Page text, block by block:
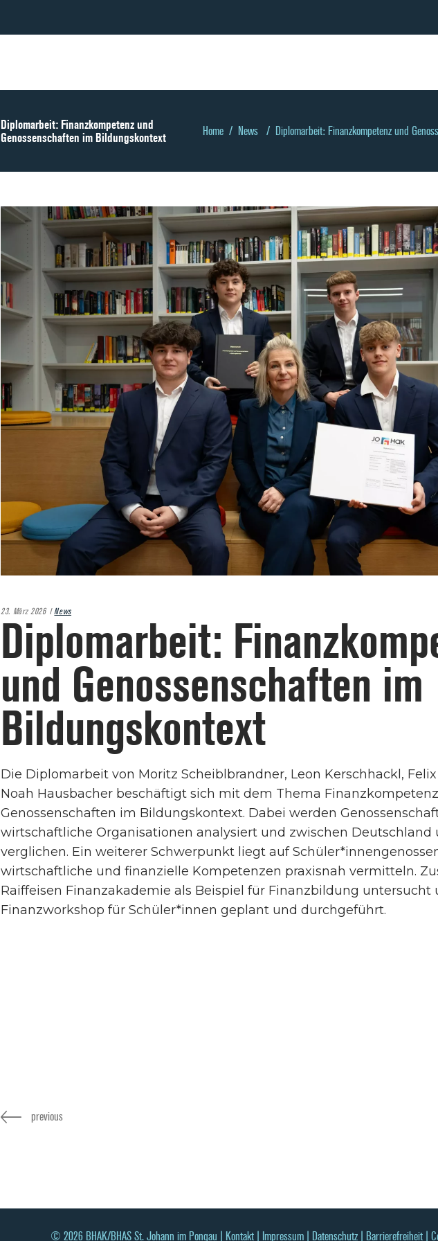
Diplomarbeit: Finanzkompetenz und
Genossenschaften im Bildungskontext
Home / News / Diplomarbeit: Finanzkompetenz und
23. März 2026 News
Diplomarbeit:
und Genossenschaften im
Bildungskontext
Die Diplomarbeit von Moritz Scheiblbrandner, Leon Kerschhackl,
Noah Hausbacher beschäftigt sich mit dem Thema
Genossenschaften im Bildungskontext. Dabei werden
wirtschaftliche Organisationen analysiert und zwischen Deutschland
verglichen. Ein weiterer Schwerpunkt liegt auf
wirtschaftliche und finanzielle Kompetenzen praxisnah vermitteln.
Raiffeisen Finanzakademie als Beispiel für Finanzbildung untersucht
Finanzworkshop für Schüler*innen geplant und durchgeführt.
previous
© 2026 BHAK/BHAS St. Johann im Pongau | Kontakt| Impressum| Datenschutz| Barrierefreiheit|